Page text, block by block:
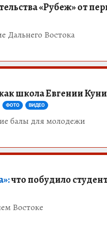
«Рубеж» от
Дальнего Востока
школа Евгении
ФОТО ВИДЕО
балы для молодежи
что побудило
Востоке